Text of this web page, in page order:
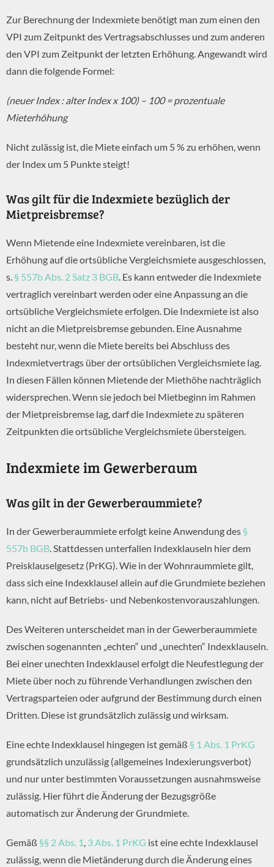
Zur Berechnung der Indexmiete benötigt man zum einen den
VPI zum Zeitpunkt des Vertragsabschlusses und zum anderen
den VPI zum Zeitpunkt der letzten Erhöhung. Angewandt wird
dann die folgende Formel:
(neuer Index : alter Index x 100) – 100 = prozentuale
Mieterhöhung
Nicht zulässig ist, die Miete einfach um 5 % zu erhöhen, wenn
der Index um 5 Punkte steigt!
Was gilt für die Indexmiete bezüglich der
Mietpreisbremse?
Wenn Mietende eine Indexmiete vereinbaren, ist die
Erhöhung auf die ortsübliche Vergleichsmiete ausgeschlossen,
s. § 557b Abs. 2 Satz 3 BGB . Es kann entweder die Indexmiete
vertraglich vereinbart werden oder eine Anpassung an die
ortsübliche Vergleichsmiete erfolgen. Die Indexmiete ist also
nicht an die Mietpreisbremse gebunden. Eine Ausnahme
besteht nur, wenn die Miete bereits bei Abschluss des
Indexmietvertrags über der ortsüblichen Vergleichsmiete lag.
In diesen Fällen können Mietende der Miethöhe nachträglich
widersprechen. Wenn sie jedoch bei Mietbeginn im Rahmen
der Mietpreisbremse lag, darf die Indexmiete zu späteren
Zeitpunkten die ortsübliche Vergleichsmiete übersteigen.
Indexmiete im Gewerberaum
Was gilt in der Gewerberaummiete?
In der Gewerberaummiete erfolgt keine Anwendung des §
557b BGB . Stattdessen unterfallen Indexklauseln hier dem
Preisklauselgesetz (PrKG). Wie in der Wohnraummiete gilt,
dass sich eine Indexklausel allein auf die Grundmiete beziehen
kann, nicht auf Betriebs- und Nebenkostenvorauszahlungen.
Des Weiteren unterscheidet man in der Gewerberaummiete
zwischen sogenannten „echten“ und „unechten“ Indexklauseln.
Bei einer unechten Indexklausel erfolgt die Neufestlegung der
Miete über noch zu führende Verhandlungen zwischen den
Vertragsparteien oder aufgrund der Bestimmung durch einen
Dritten. Diese ist grundsätzlich zulässig und wirksam.
Eine echte Indexklausel hingegen ist gemäß § 1 Abs. 1 PrKG
grundsätzlich unzulässig (allgemeines Indexierungsverbot)
und nur unter bestimmten Voraussetzungen ausnahmsweise
zulässig. Hier führt die Änderung der Bezugsgröße
automatisch zur Änderung der Grundmiete.
Gemäß §§ 2 Abs. 1 3 Abs. 1 PrKG ist eine echte Indexklausel
zulässig, wenn die Mietänderung durch die Änderung eines